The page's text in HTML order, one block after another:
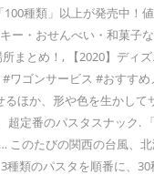
種類」以上が発売中！
・おせんべい・和菓子
まとめ！, 【2020】ディ
ゴンサービス #おすす
ほか、形や色を生かし
定番のパスタスナック.
のたびの関西の台風、
類のパスタを順番に、